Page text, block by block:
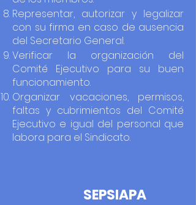
Representar, autorizar y legalizar
con su firma en caso de ausencia
del Secretario General.
Verificar la organización del
Comité Ejecutivo para su buen
funcionamiento.
Organizar vacaciones, permisos,
faltas y cubrimientos del Comité
Ejecutivo e igual del personal que
labora para el Sindicato.
SEPSIAPA